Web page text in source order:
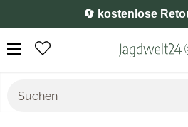
🔄 kostenlose